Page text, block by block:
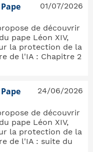
de découvrir
pape Léon XIV,
la protection de la
de l'IA : Chapitre 2
01/07/2026
de découvrir
pape Léon XIV,
la protection de la
de l'IA : suite du
24/06/2026